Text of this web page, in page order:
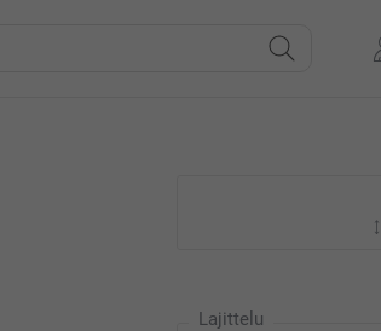
Lajittelu